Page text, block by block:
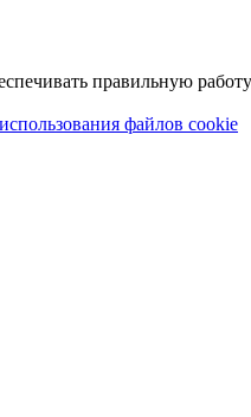
правильную
файлов cookie